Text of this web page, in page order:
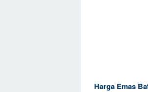
Harga Emas